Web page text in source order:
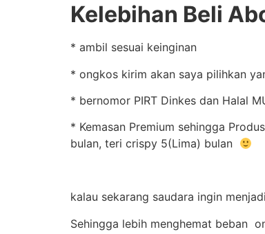
Kelebihan Beli
* ambil sesuai keinginan
* ongkos kirim akan saya pilihkan
* bernomor PIRT Dinkes dan Halal
* Kemasan Premium sehingga
bulan, teri crispy 5(Lima) bulan
kalau sekarang saudara ingin
Sehingga lebih menghemat beban